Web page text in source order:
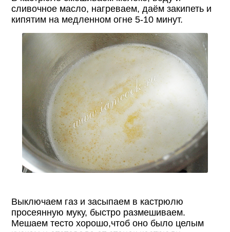
сливочное масло, нагреваем, даём закипеть и
кипятим на медленном огне 5-10 минут.
Выключаем газ и засыпаем в кастрюлю
просеянную муку, быстро размешиваем.
Мешаем тесто хорошо,чтоб оно было целым